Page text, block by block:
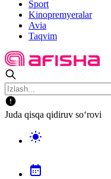
Sport
Kinopremyeralar
Avia
Taqvim
Juda qisqa qidiruv so‘rovi